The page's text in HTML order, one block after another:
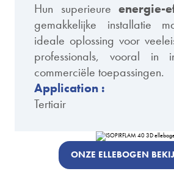
Hun superieureenergie-
gemakkelijke installatie
ideale oplossing voor
professionals, vooral in
commerciële toepassingen.
Application :
Tertiair
ONZE ELLEBOGEN